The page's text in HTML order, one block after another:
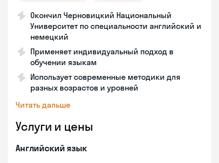
Окончил Черновицкий Национальный
Университет по специальности английский и
немецкий
Применяет индивидуальный подход в
обучении языкам
Использует современные методики для
разных возрастов и уровней
Читать дальше
Услуги и цены
Английский язык